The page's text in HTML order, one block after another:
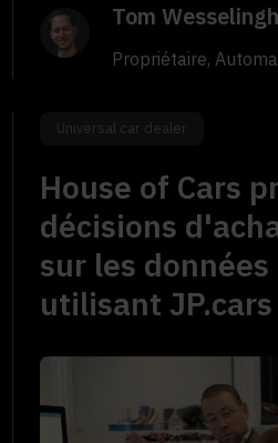
Tom Wesselingh
Propriétaire,
Universal car dealer
House of Cars
décisions
sur les données
utilisant JP.cars